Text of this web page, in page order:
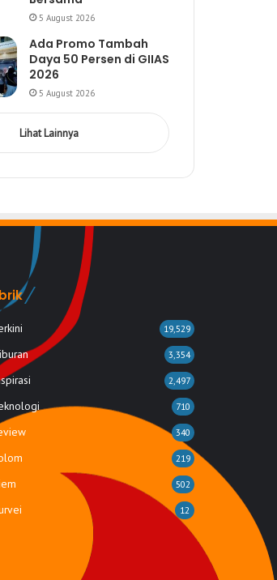
5 August 2026
Ada Promo Tambah
Daya 50 Persen di GIIAS
2026
5 August 2026
Lihat Lainnya
19,529
3,354
2,497
710
340
219
502
12